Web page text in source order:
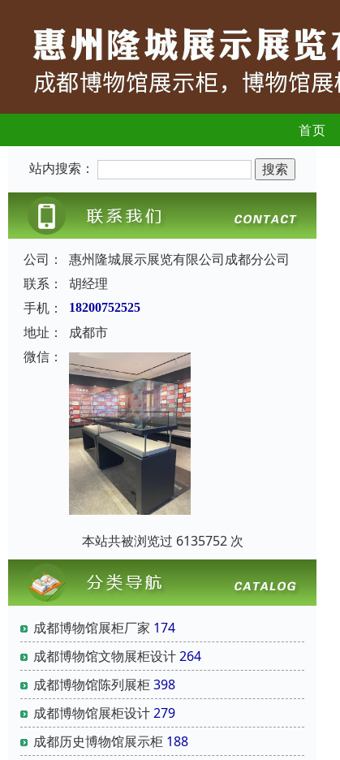
首页
站内搜索：
公司：
惠州隆城展示展览有限公司成都分公司
联系：
胡经理
手机：
18200752525
地址：
成都市
微信：
本站共被浏览过 6135752 次
成都博物馆展柜厂家 174
成都博物馆文物展柜设计264
成都博物馆陈列展柜398
成都博物馆展柜设计279
成都历史博物馆展示柜 188